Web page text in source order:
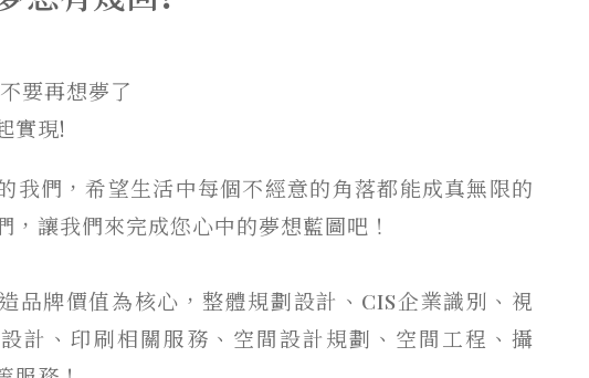
要再想夢了
實現!
我們，希望生活中每個不經意的角落都能成真無限的
，讓我們來完成您心中的夢想藍圖吧！
品牌價值為核心，整體規劃設計、CIS企業識別、視
計、印刷相關服務、空間設計規劃、空間工程、攝